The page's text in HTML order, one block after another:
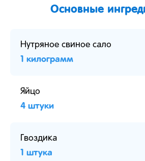
Основные
Нутряное свиное сало
1 килограмм
Яйцо
4 штуки
Гвоздика
1 штука